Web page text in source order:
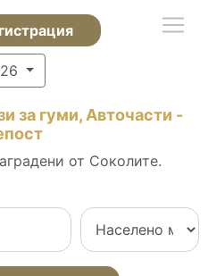
за гуми, Авточасти -
от Соколите.